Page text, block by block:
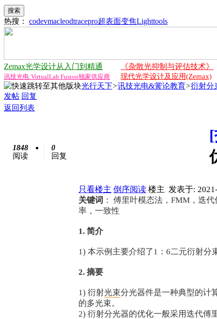
搜索
热搜： codevmacleodtracepro超表面变焦Lighttools
Zemax光学设计从入门到精通 《杂散光抑制与评估技术》
讯技光电:VirtualLab Fusion独家供应商 现代光学设计及应用(Zemax)
光行天下>讯技光电&黉论教育>衍射分
发帖 回复
返回列表
1848
阅读
0
回复
只看楼主 倒序阅读 楼主 发表于:
关键词 ： 傅里叶模态法，FMM，迭
率，一致性
1. 简介
1) 本示例主要介绍了1：6二元衍射分
2. 摘要
1) 衍射光束分光器件是一种典型的计
的多光束。
2) 衍射分光器的优化一般采用迭代傅